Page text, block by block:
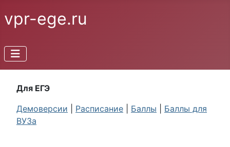
vpr-ege.ru
Для ЕГЭ
Демоверсии
Расписание Баллы
Баллы для
ВУЗа